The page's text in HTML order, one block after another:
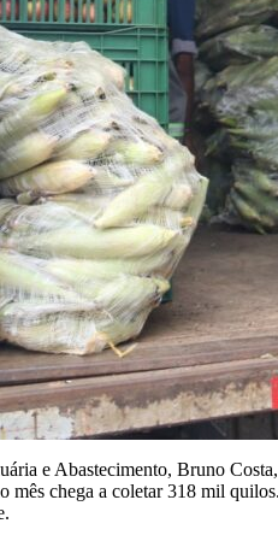
e Abastecimento, Bruno
mês chega a coletar 318 mil